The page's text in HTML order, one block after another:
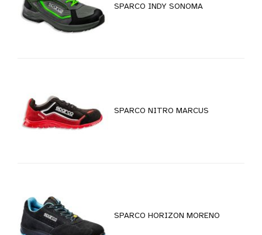
SPARCO INDY SONOMA
SPARCO NITRO MARCUS
SPARCO HORIZON MORENO